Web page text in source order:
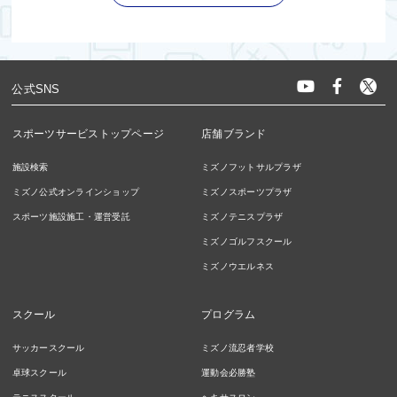
公式SNS
スポーツサービストップページ
施設検索
ミズノ公式オンラインショップ
スポーツ施設施工・運営受託
店舗ブランド
ミズノフットサルプラザ
ミズノスポーツプラザ
ミズノテニスプラザ
ミズノゴルフスクール
ミズノウエルネス
スクール
サッカースクール
卓球スクール
プログラム
ミズノ流忍者学校
運動会必勝塾